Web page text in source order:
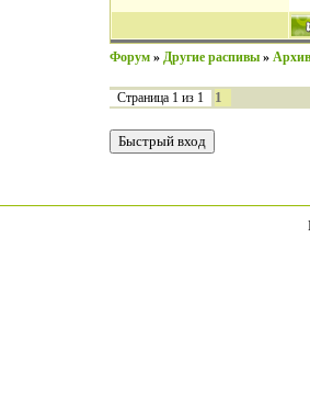
Форум » Другие распивы »
Страница 1 из 1 1